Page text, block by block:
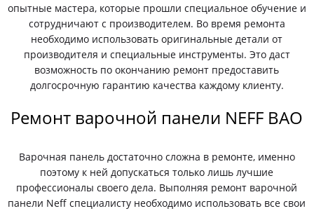
опытные мастера, которые прошли специальное обучение и
сотрудничают с производителем. Во время ремонта
необходимо использовать оригинальные детали от
производителя и специальные инструменты. Это даст
возможность по окончанию ремонт предоставить
долгосрочную гарантию качества каждому клиенту.
Ремонт варочной панели NEFF ВАО
Варочная панель достаточно сложна в ремонте, именно
поэтому к ней допускаться только лишь лучшие
профессионалы своего дела. Выполняя ремонт варочной
панели Neff специалисту необходимо использовать все свои